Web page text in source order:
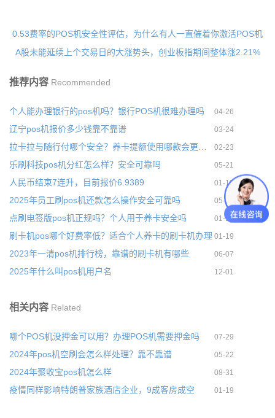
0.53费率的POS机安全性评估，为什么有人一直催着你激活POS机
A股未能延续上个交易日的大涨势头，创业板指期间整体涨2.21%
推荐内容 Recommended
个人能办理银行的pos机吗？银行POS机很难办理吗 04-26
辽宁pos机报价多少钱靠不靠谱 03-24
02-23
乐刷科技pos机分红怎么样？安全可靠吗 05-21
人民币结束7连升，目前报价6.9389 01-19
2025年员工刷pos机还款怎么操作安全可靠吗 05-22
点刷电签版pos机正规吗？个人用于养卡安全吗 01-19
刷卡机pos哪个好费率低？适合个人养卡的刷卡机办理 01-19
2023年一清pos机排行榜，靠谱的刷卡机有哪些 06-07
2025年什么叫pos机用户名 12-01
相关内容 Related
哪个POS机没押金可以用？办理POS机需要押金吗 07-29
2024年pos机空刷会怎么样处理？靠不靠谱 05-22
2024年聚收宝pos机怎么样 08-31
疫情同样影响特朗普家族酒店企业，9成客房成空 01-19